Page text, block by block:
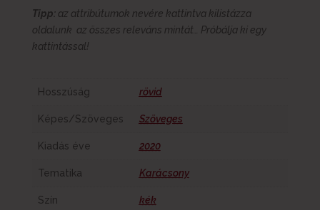
Tipp:az attribútumok nevére kattintva kilistázza
oldalunk az összes releváns mintát… Próbálja ki egy
kattintással!
Hosszúság rövid
Képes/Szöveges Szöveges
Kiadás éve 2020
Tematika Karácsony
Szín kék